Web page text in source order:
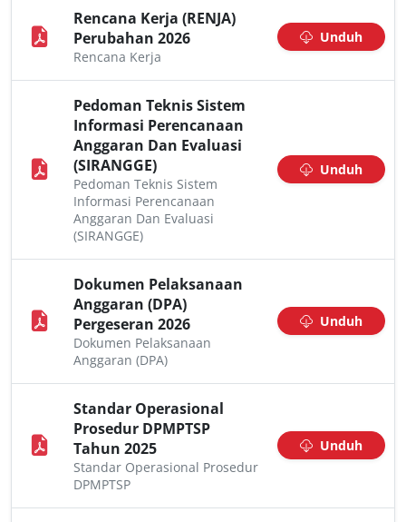
Rencana Kerja (RENJA)
Perubahan 2026
Rencana Kerja
Unduh
Pedoman Teknis Sistem
Informasi Perencanaan
Anggaran Dan Evaluasi
(SIRANGGE)
Pedoman Teknis Sistem
Informasi Perencanaan
Anggaran Dan Evaluasi
(SIRANGGE)
Unduh
Dokumen Pelaksanaan
Anggaran (DPA)
Pergeseran 2026
Dokumen Pelaksanaan
Anggaran (DPA)
Unduh
Standar Operasional
Prosedur DPMPTSP
Tahun 2025
Standar Operasional Prosedur
DPMPTSP
Unduh